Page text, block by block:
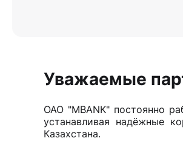
Уважаемые
ОАО "MBANK" постоянно
устанавливая надёжные
Казахстана.